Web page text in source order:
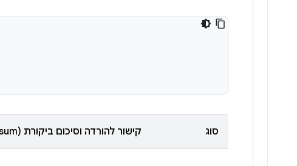
סוג קישור להורדה וסיכום ביקורת (checksum) של SHA-256